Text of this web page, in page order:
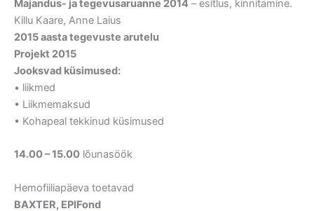
Majandus- ja tegevusaruanne 2014 – esitlus, kinnitamine.
Killu Kaare, Anne Laius
2015 aasta tegevuste arutelu
Projekt 2015
Jooksvad küsimused:
• liikmed
• Liikmemaksud
• Kohapeal tekkinud küsimused
14.00 – 15.00 lõunasöök
Hemofiiliapäeva toetavad
BAXTER, EPIFond